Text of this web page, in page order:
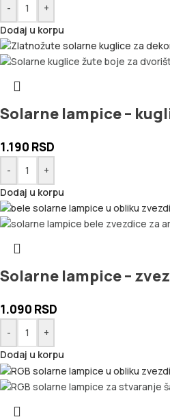
-
+
Dodaj u korpu
Solarne lampice –
1.190 RSD
-
+
Dodaj u korpu
Solarne lampice –
1.090 RSD
-
+
Dodaj u korpu